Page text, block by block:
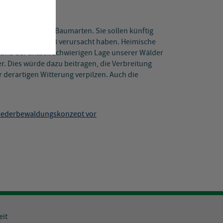
vier Baumarten. Sie sollen künftig
seit 2018 verursacht haben. Heimische
der aktuell schwierigen Lage unserer Wälder
Dies würde dazu beitragen, die Verbreitung
Witterung verpilzen. Auch die
vor